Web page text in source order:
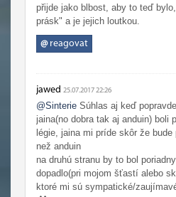
přijde jako blbost, aby to teď
prásk" a je jejich loutkou.
@reagovat
jawed 25.07.2017 22:26
@Sinterie Súhlas aj keď
jaina(no dobra tak aj anduin) boli
légie, jaina mi príde skôr že
než anduin
na druhú stranu by to bol
dopadlo(pri mojom šťastí alebo
ktoré mi sú sympatické/